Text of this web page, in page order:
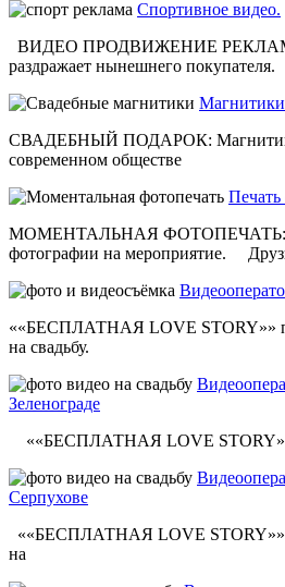
Спортивное видео.
ВИДЕО ПРОДВИЖЕНИЕ РЕКЛАМА
раздражает нынешнего покупателя.
СВАДЕБНЫЙ ПОДАРОК:
современном обществе
Печать
МОМЕНТАЛЬНАЯ ФОТОПЕЧАТЬ:
фотографии на мероприятие.
««БЕСПЛАТНАЯ LOVE STORY»»
на свадьбу.
Зеленограде
««БЕСПЛАТНАЯ LOVE STORY»»
Серпухове
««БЕСПЛАТНАЯ LOVE STORY»»
на